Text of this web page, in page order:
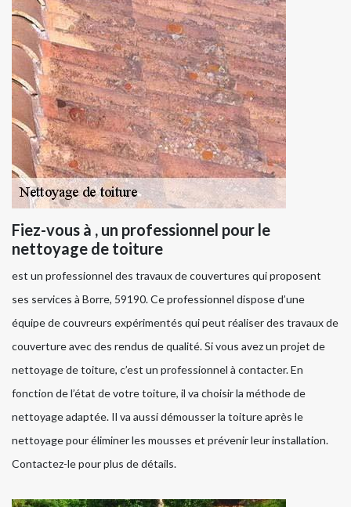
Fiez-vous à , un professionnel pour le
nettoyage de toiture
est un professionnel des travaux de couvertures qui proposent
ses services à Borre, 59190. Ce professionnel dispose d’une
équipe de couvreurs expérimentés qui peut réaliser des travaux de
couverture avec des rendus de qualité. Si vous avez un projet de
nettoyage de toiture, c’est un professionnel à contacter. En
fonction de l’état de votre toiture, il va choisir la méthode de
nettoyage adaptée. Il va aussi démousser la toiture après le
nettoyage pour éliminer les mousses et prévenir leur installation.
Contactez-le pour plus de détails.